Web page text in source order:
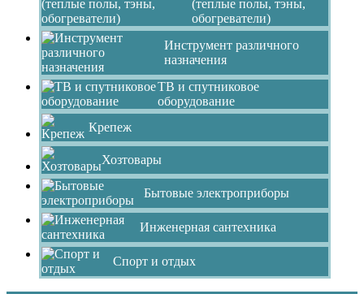
(теплые полы, тэны,
обогреватели)
Инструмент различного
назначения
ТВ и спутниковое
оборудование
Крепеж
Хозтовары
Бытовые электроприборы
Инженерная сантехника
Спорт и отдых